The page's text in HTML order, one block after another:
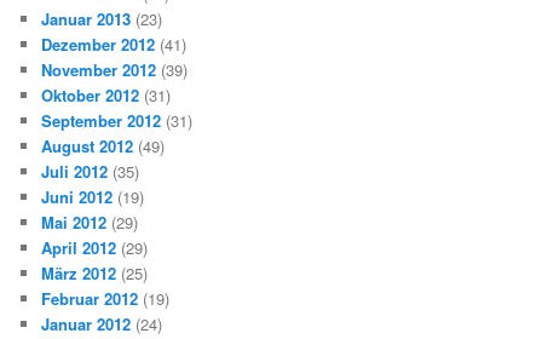
Januar 2013 (23)
Dezember 2012 (41)
November 2012 (39)
Oktober 2012 (31)
September 2012 (31)
August 2012 (49)
Juli 2012 (35)
Juni 2012 (19)
Mai 2012 (29)
April 2012 (29)
März 2012 (25)
Februar 2012 (19)
Januar 2012 (24)